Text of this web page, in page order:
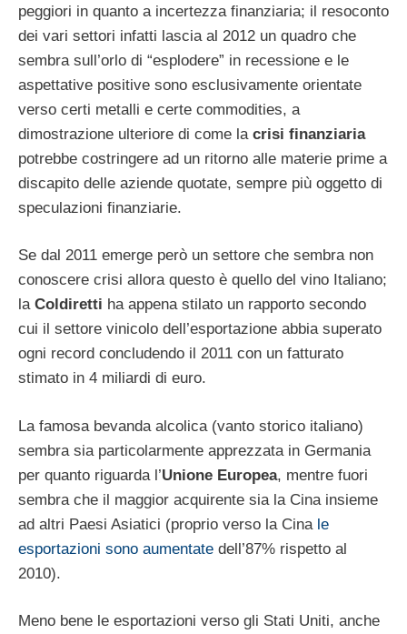
peggiori in quanto a incertezza finanziaria; il resoconto
dei vari settori infatti lascia al 2012 un quadro che
sembra sull’orlo di “esplodere” in recessione e le
aspettative positive sono esclusivamente orientate
verso certi metalli e certe commodities, a
dimostrazione ulteriore di come lacrisi finanziaria
potrebbe costringere ad un ritorno alle materie prime a
discapito delle aziende quotate, sempre più oggetto di
speculazioni finanziarie.
Se dal 2011 emerge però un settore che sembra non
conoscere crisi allora questo è quello del vino Italiano;
la Coldiretti ha appena stilato un rapporto secondo
cui il settore vinicolo dell’esportazione abbia superato
ogni record concludendo il 2011 con un fatturato
stimato in 4 miliardi di euro.
La famosa bevanda alcolica (vanto storico italiano)
sembra sia particolarmente apprezzata in Germania
per quanto riguarda l’Unione Europea, mentre fuori
sembra che il maggior acquirente sia la Cina insieme
ad altri Paesi Asiatici (proprio verso la Cina le
esportazioni sono aumentate dell’87% rispetto al
2010).
Meno bene le esportazioni verso gli Stati Uniti, anche